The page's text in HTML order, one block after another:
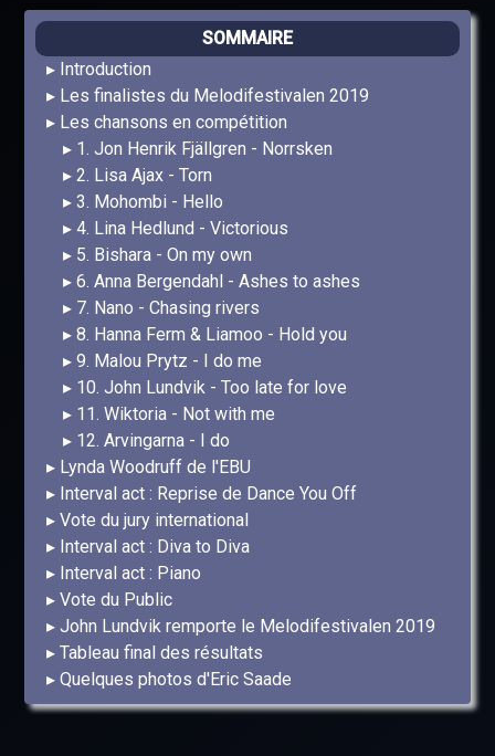
SOMMAIRE
Introduction
Les finalistes du Melodifestivalen 2019
Les chansons en compétition
1. Jon Henrik Fjällgren - Norrsken
2. Lisa Ajax - Torn
3. Mohombi - Hello
4. Lina Hedlund - Victorious
5. Bishara - On my own
6. Anna Bergendahl - Ashes to ashes
7. Nano - Chasing rivers
8. Hanna Ferm & Liamoo - Hold you
9. Malou Prytz - I do me
10. John Lundvik - Too late for love
11. Wiktoria - Not with me
12. Arvingarna - I do
Lynda Woodruff de l'EBU
Interval act : Reprise de Dance You Off
Vote du jury international
Interval act : Diva to Diva
Interval act : Piano
Vote du Public
John Lundvik remporte le Melodifestivalen 2019
Tableau final des résultats
Quelques photos d'Eric Saade